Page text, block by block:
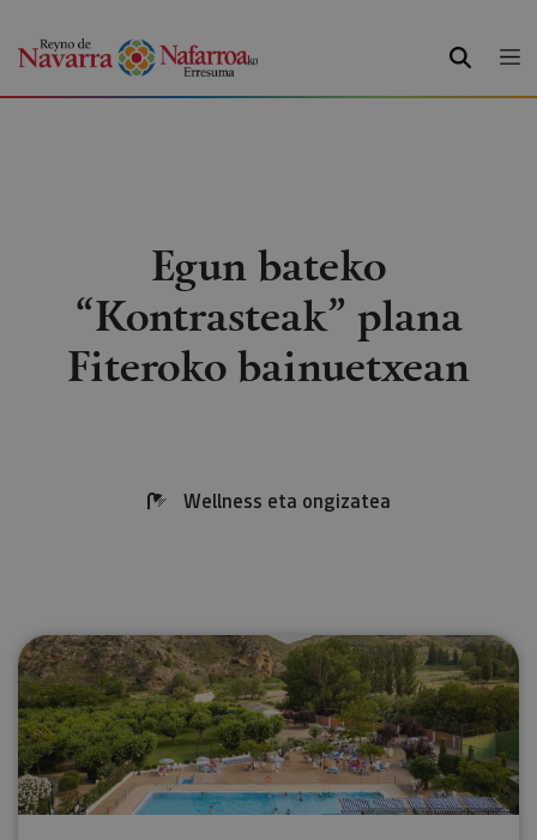
BILATU
Egun bateko
“Kontrasteak” plana
Fiteroko bainuetxean
Wellness eta ongizatea